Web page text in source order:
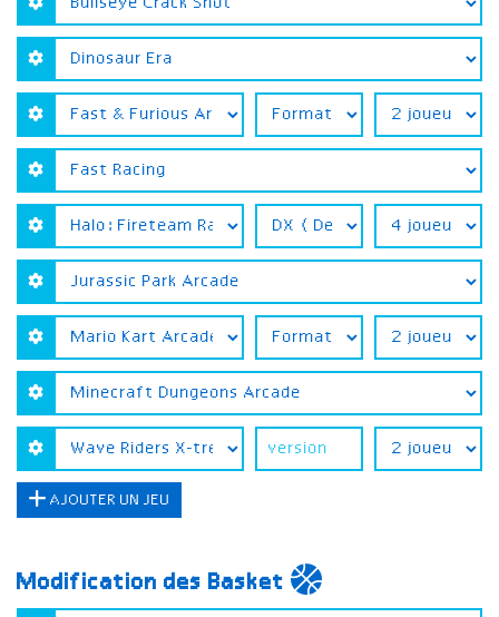
AJOUTER UN JEU
Modification des Basket